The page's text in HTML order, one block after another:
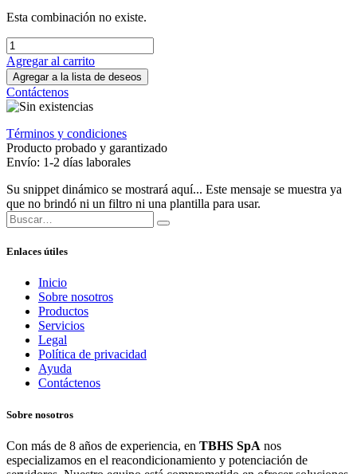
Esta combinación no existe.
Agregar al carrito
Agregar a la lista de deseos
Contáctenos
Términos y condiciones
Producto probado y garantizado
Envío: 1-2 días laborales
Su snippet dinámico se mostrará aquí... Este mensaje se muestra ya
que no brindó ni un filtro ni una plantilla para usar.
Enlaces útiles
Inicio
Sobre nosotros
Productos
Servicios
Legal
Política de privacidad
Ayuda
Contáctenos
Sobre nosotros
Con más de 8 años de experiencia, en TBHS SpA nos
especializamos en el reacondicionamiento y potenciación de